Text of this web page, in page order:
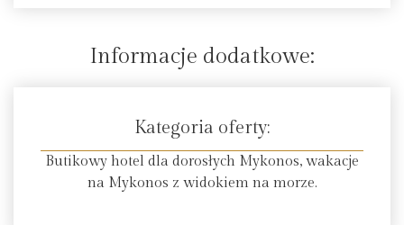
Informacje dodatkowe:
Kategoria oferty:
Butikowy hotel dla dorosłych Mykonos, wakacje
na Mykonos z widokiem na morze.